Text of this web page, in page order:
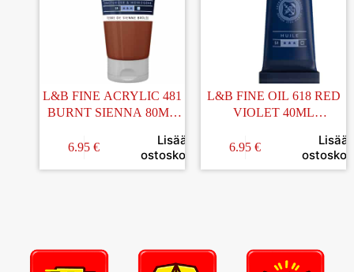
L&B FINE ACRYLIC 481
BURNT SIENNA 80ML
6.95 €
Lisää
ostoskoriin
L&B FINE OIL 618 RED
VIOLET 40ML
6.95 €
Lisää